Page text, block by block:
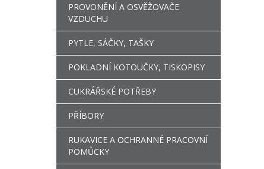
PROVONĚNÍ A OSVĚŽOVAČE
VZDUCHU
PYTLE, SÁČKY, TAŠKY
POKLADNÍ KOTOUČKY, TISKOPISY
CUKRÁŘSKÉ POTŘEBY
PŘÍBORY
RUKAVICE A OCHRANNÉ PRACOVNÍ
POMŮCKY